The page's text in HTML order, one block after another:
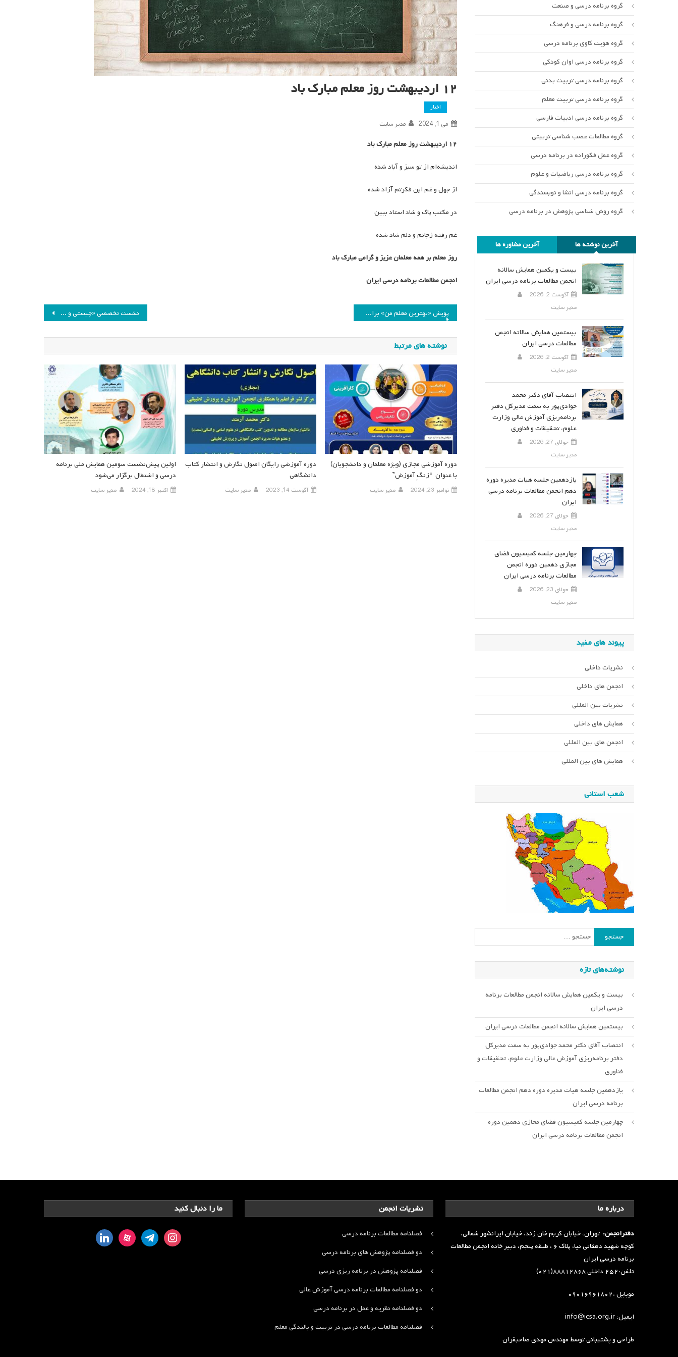
۱۲ اردیبهشت روز معلم مبارک باد
اخبار
می 1, 2024 مدیر سایت
۱۲ اردیبهشت روز معلم مبارک باد
اندیشه‌ام از تو سبز و آباد شده
از جهل و غم این فکرتم آزاد شده
در مکتب پاک و شاد استاد ببین
غم رفته زجانم و دلم شاد شده
روز معلم بر همه معلمان عزیز و گرامی مبارک باد
انجمن مطالعات برنامه درسی ایران
راهبری
نوشته
نشست تخصصی «چیستی و چرایی روایتگری معلمان» برگزار می‌شود پویش «بهترین معلم من» برای دانش‌آموزان برگزار می‌شود
نوشته های مرتبط
اولین پیش‌نشست سومین همایش ملی برنامه
درسی و اشتغال برگزار می‌شود
اکتبر 18, 2024 مدیر سایت
دوره آموزشی رایگان اصول نگارش و انتشار کتاب
دانشگاهی
آگوست 14, 2023 مدیر سایت
دوره آموزشی مجازی (ویژه معلمان و دانشجویان)
با عنوان “زنگِ آموزش”
نوامبر 23, 2024 مدیر سایت
گروه برنامه درسی و صنعت
گروه برنامه درسی و فرهنگ
گروه هویت کاوی برنامه درسی
گروه برنامه درسی اوان کودکی
گروه برنامه درسی تربیت بدنی
گروه برنامه درسی تربیت معلم
گروه برنامه درسی ادبیات فارسی
گروه مطالعات عصب شناسی تربیتی
گروه عمل فکورانه در برنامه درسی
گروه برنامه درسی ریاضیات و علوم
گروه برنامه درسی انشا و نویسندگی
گروه روش شناسی پژوهش در برنامه درسی
آخرین نوشته ها آخرین مشاوره ها
بیست و یکمین همایش سالانه
انجمن مطالعات برنامه درسی ایران
آگوست 2, 2026
مدیر سایت
بیستمین همایش سالانه انجمن
مطالعات درسی ایران
آگوست 2, 2026
مدیر سایت
انتصاب آقای دکتر محمد
جوادی‌پور به سمت مدیرکل دفتر
برنامه‌ریزی آموزش عالی وزارت
علوم، تحقیقات و فناوری
جولای 27, 2026
مدیر سایت
یازدهمین جلسه هیات مدیره دوره
دهم انجمن مطالعات برنامه درسی
ایران
جولای 27, 2026
مدیر سایت
چهارمین جلسه کمیسیون فضای
مجازی دهمین دوره انجمن
مطالعات برنامه درسی ایران
جولای 23, 2026
مدیر سایت
پیوند های مفید
نشریات داخلی
انجمن های داخلی
نشریات بین المللی
همایش های داخلی
انجمن های بین المللی
همایش های بین المللی
شعب استانی
جستجو
برای:
نوشته‌های تازه
بیست و یکمین همایش سالانه انجمن مطالعات برنامه
درسی ایران
بیستمین همایش سالانه انجمن مطالعات درسی ایران
انتصاب آقای دکتر محمد جوادی‌پور به سمت مدیرکل
دفتر برنامه‌ریزی آموزش عالی وزارت علوم، تحقیقات و
فناوری
یازدهمین جلسه هیات مدیره دوره دهم انجمن مطالعات
برنامه درسی ایران
چهارمین جلسه کمیسیون فضای مجازی دهمین دوره
انجمن مطالعات برنامه درسی ایران
ما را دنبال کنید
instagram
telegram
aparat
linkedin
نشریات انجمن
فصلنامه مطالعات برنامه درسی
دو فصلنامه پژوهش های برنامه درسی
فصلنامه پژوهش در برنامه ریزی درسی
دو فصلنامه مطالعات برنامه درسی آموزش عالی
دو فصلنامه نظریه و عمل در برنامه درسی
فصلنامه مطالعات برنامه درسی در تربیت و بالندگی معلم
درباره ما
دفترانجمن: تهران، خیابان کریم خان زند، خیابان ایرانشهر شمالی،
کوچه شهید دهقانی نیا، پلاک ۶ ، طبقه پنجم، دبیر خانه انجمن مطالعات
برنامه درسی ایران
تلفن:۲۵۲ داخلی ۸۸۸۱۲۸۶۸(۰۲۱)
موبایل :۰۹۰۱۶۹۶۱۸۰۲
ایمیل: info@icsa.org.ir
طراحی و پشتیبانی توسطمهندس مهدی صاحبقران